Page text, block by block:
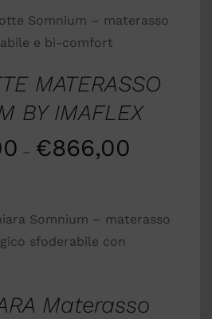
/
MATERASSO
BY IMAFLEX
– €866,00
/
Materasso